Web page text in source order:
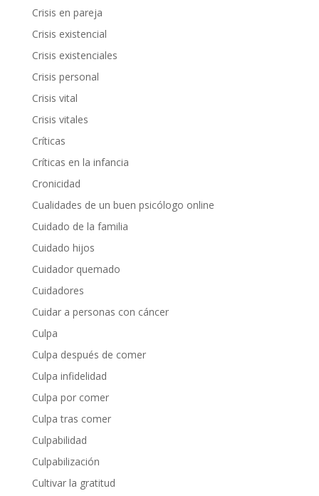
Crisis en pareja
Crisis existencial
Crisis existenciales
Crisis personal
Crisis vital
Crisis vitales
Críticas
Críticas en la infancia
Cronicidad
Cualidades de un buen psicólogo online
Cuidado de la familia
Cuidado hijos
Cuidador quemado
Cuidadores
Cuidar a personas con cáncer
Culpa
Culpa después de comer
Culpa infidelidad
Culpa por comer
Culpa tras comer
Culpabilidad
Culpabilización
Cultivar la gratitud